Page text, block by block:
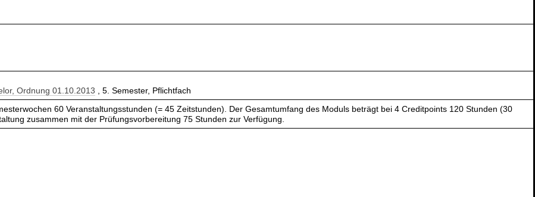
Ordnung 01.10.2013 , 5. Semester, Pflichtfach
60 Veranstaltungsstunden (= 45 Zeitstunden). Der Gesamtumfang des Moduls beträgt bei 4 Creditpoints 120 Stunden (30
zusammen mit der Prüfungsvorbereitung 75 Stunden zur Verfügung.